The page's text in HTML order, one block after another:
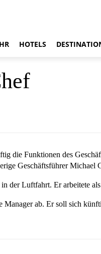
HOTELS
die Funktionen des
Geschäftsführer Michael
der Luftfahrt. Er arbeitete
ab. Er soll sich